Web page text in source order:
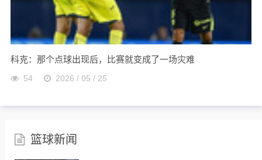
科克：那个点球出现后，比赛就变成了一场灾难
54 2026 / 05 / 25
篮球新闻